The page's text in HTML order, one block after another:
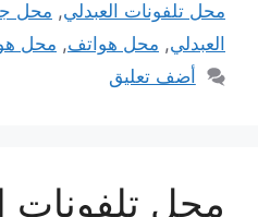
محل تلفونات العبدلي, محل
العبدلي, محل هواتف, محل
أضف تعليق
محل تلفونات